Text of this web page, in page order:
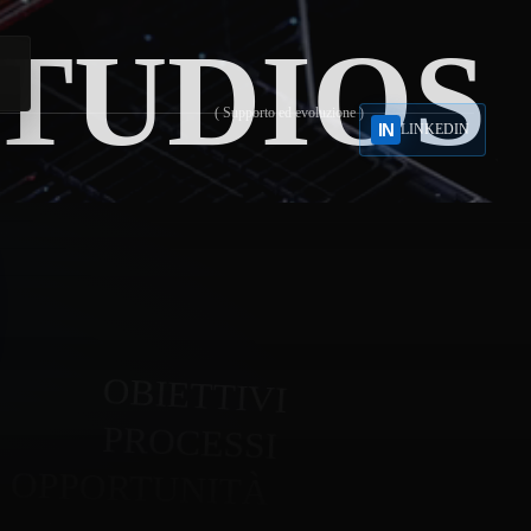
( Supporto ed evoluzione )
IN LINKEDIN